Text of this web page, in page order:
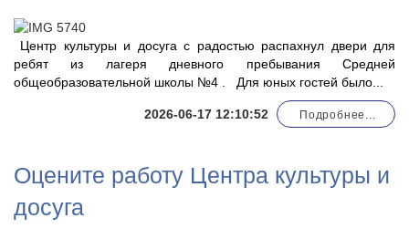
2026-06-17 12:10:52
Центр культуры и досуга с радостью распахнул двери для
ребят из лагеря дневного пребывания Средней
общеобразовательной школы №4 . Для юных гостей было...
Подробнее...
Оцените работу Центра культуры и
досуга